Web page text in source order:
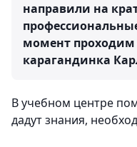
направили на
момент проходим
карагандинка
В учебном центре
дадут знания,